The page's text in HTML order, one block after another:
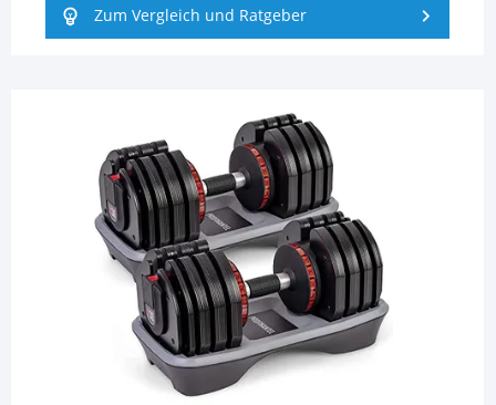
Zum Vergleich und Ratgeber